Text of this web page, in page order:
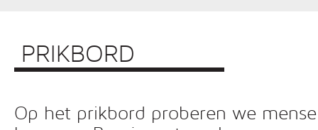
PRIKBORD
Op het prikbord proberen we